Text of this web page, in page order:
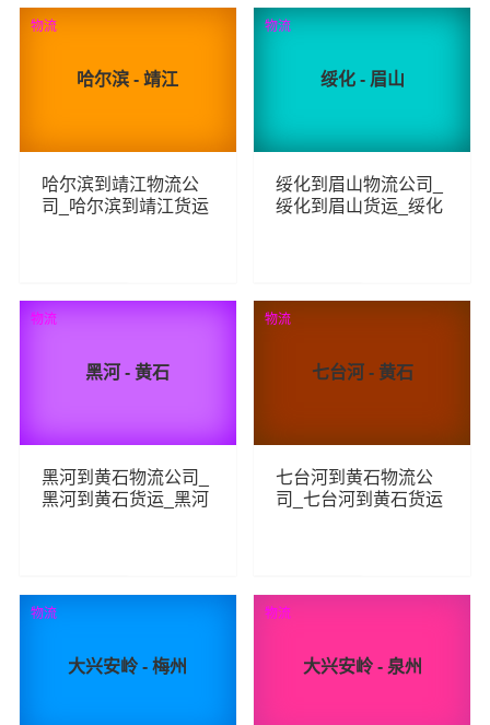
278 查看详细 251 查看详细
哈尔滨 - 靖江
哈尔滨到靖江物流公
司_哈尔滨到靖江货运
270 查看详细
物流
绥化 - 眉山
绥化到眉山物流公司_
绥化到眉山货运_绥化
234 查看详细
物流
黑河 - 黄石
黑河到黄石物流公司_
黑河到黄石货运_黑河
276 查看详细
物流
七台河 - 黄石
七台河到黄石物流公
司_七台河到黄石货运
255 查看详细
物流
大兴安岭 - 梅州
物流
大兴安岭 - 泉州
物流